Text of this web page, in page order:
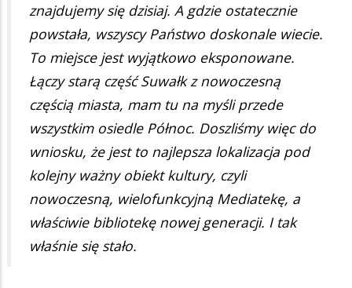
znajdujemy się dzisiaj. A gdzie ostatecznie
powstała, wszyscy Państwo doskonale wiecie.
To miejsce jest wyjątkowo eksponowane.
Łączy starą część Suwałk z nowoczesną
częścią miasta, mam tu na myśli przede
wszystkim osiedle Północ. Doszliśmy więc do
wniosku, że jest to najlepsza lokalizacja pod
kolejny ważny obiekt kultury, czyli
nowoczesną, wielofunkcyjną Mediatekę, a
właściwie bibliotekę nowej generacji. I tak
właśnie się stało.